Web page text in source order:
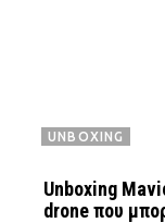
UNBOXING
Unboxing
drone που